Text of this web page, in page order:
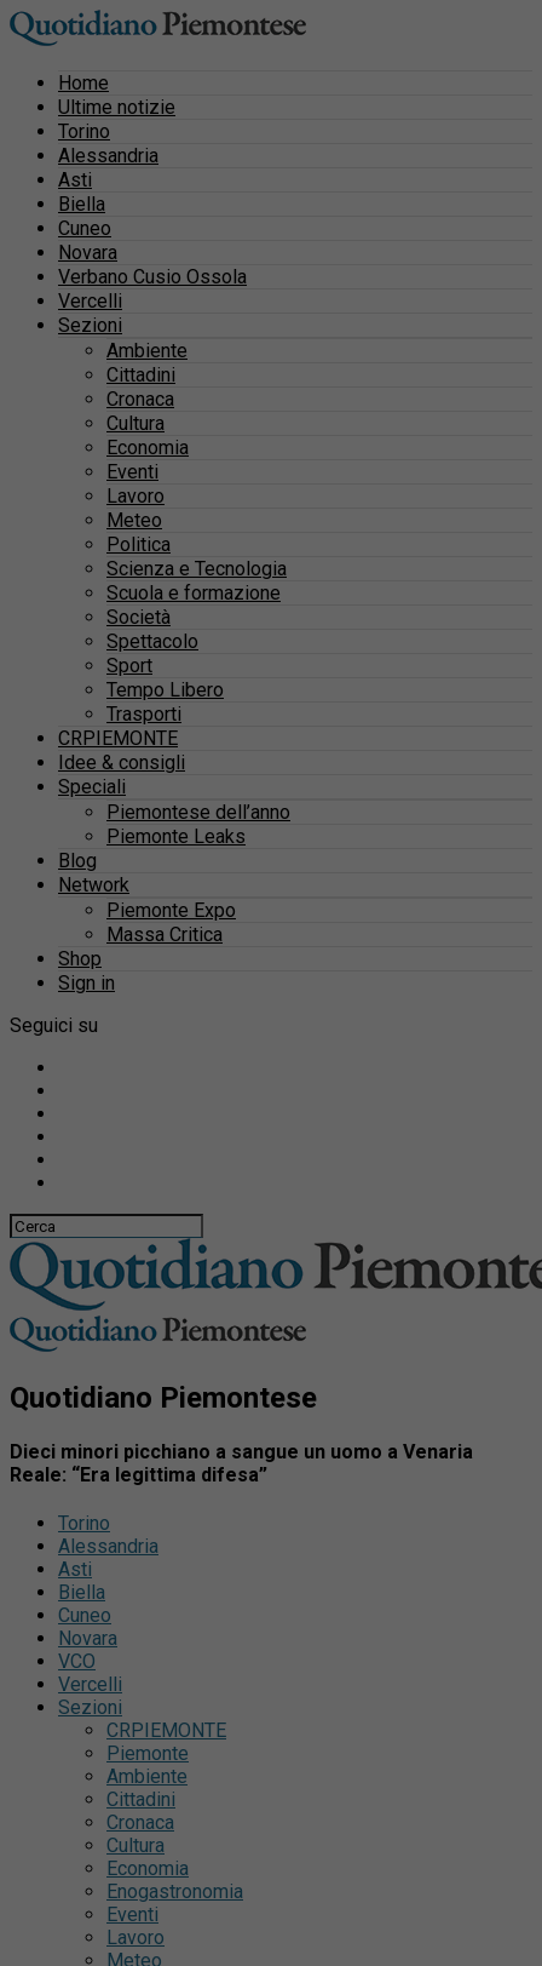
Home
Ultime notizie
Torino
Alessandria
Asti
Biella
Cuneo
Novara
Verbano Cusio Ossola
Vercelli
Sezioni
Ambiente
Cittadini
Cronaca
Cultura
Economia
Eventi
Lavoro
Meteo
Politica
Scienza e Tecnologia
Scuola e formazione
Società
Spettacolo
Sport
Tempo Libero
Trasporti
CRPIEMONTE
Idee & consigli
Speciali
Piemontese dell’anno
Piemonte Leaks
Blog
Network
Piemonte Expo
Massa Critica
Shop
Sign in
Seguici su
Quotidiano Piemontese
Dieci minori picchiano a sangue un uomo a Venaria
Reale: “Era legittima difesa”
Torino
Alessandria
Asti
Biella
Cuneo
Novara
VCO
Vercelli
Sezioni
CRPIEMONTE
Piemonte
Ambiente
Cittadini
Cronaca
Cultura
Economia
Enogastronomia
Eventi
Lavoro
Meteo